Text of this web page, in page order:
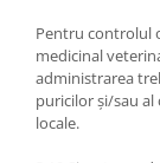
Pentru controlul
medicinal
administrarea
puricilor și/sau
locale.